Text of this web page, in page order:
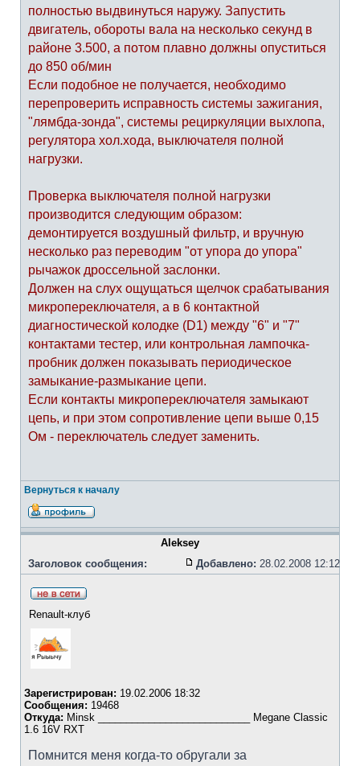
полностью выдвинуться наружу. Запустить
двигатель, обороты вала на несколько секунд в
районе 3.500, а потом плавно должны опуститься
до 850 об/мин
Если подобное не получается, необходимо
перепроверить исправность системы зажигания,
"лямбда-зонда", системы рециркуляции выхлопа,
регулятора хол.хода, выключателя полной
нагрузки.
Проверка выключателя полной нагрузки
производится следующим образом:
демонтируется воздушный фильтр, и вручную
несколько раз переводим "от упора до упора"
рычажок дроссельной заслонки.
Должен на слух ощущаться щелчок срабатывания
микропереключателя, а в 6 контактной
диагностической колодке (D1) между "6" и "7"
контактами тестер, или контрольная лампочка-
пробник должен показывать периодическое
замыкание-размыкание цепи.
Если контакты микропереключателя замыкают
цепь, и при этом сопротивление цепи выше 0,15
Ом - переключатель следует заменить.
Вернуться к началу
Aleksey
Заголовок сообщения:
Добавлено: 28.02.2008 12:12
Renault-клуб
Зарегистрирован: 19.02.2006 18:32
Сообщения: 19468
Откуда: Minsk ___________________________ Megane Classic
1.6 16V RXT
Помнится меня когда-то обругали за